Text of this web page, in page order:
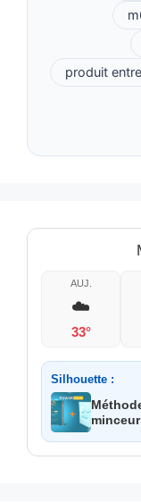
produit
AUJ.
☁️
33°
Silhouette :